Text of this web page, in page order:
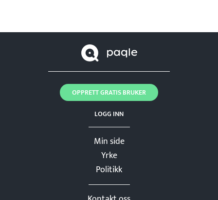
Min side
Yrke
Politikk
LOGG INN
OPPRETT GRATIS BRUKER